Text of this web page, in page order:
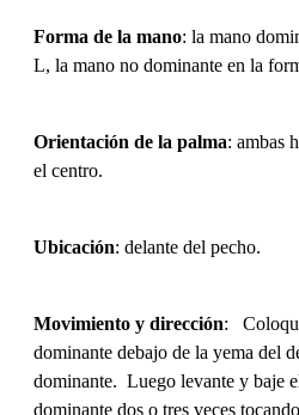
Forma de la mano: la mano
L, la mano no dominante en la
Orientación de la palma: ambas
el centro.
Ubicación: delante del pecho.
Movimiento y dirección:
dominante debajo de la yema del
dominante. Luego levante y baje
dominante dos o tres veces